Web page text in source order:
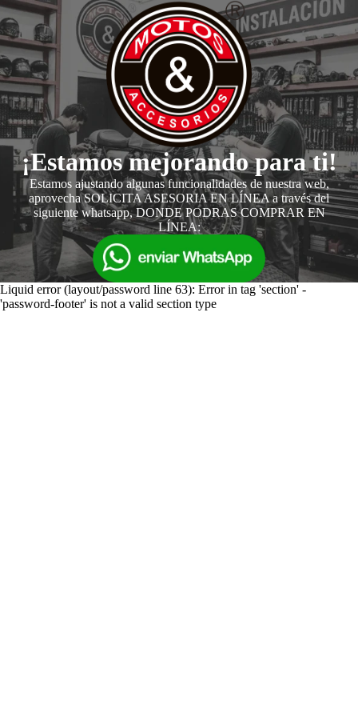
¡Estamos mejorando para ti!
Estamos ajustando algunas funcionalidades de nuestra web,
aprovecha SOLICITA ASESORIA EN LÍNEA a través del
siguiente whatsapp, DONDE PODRAS COMPRAR EN
LÍNEA:
Liquid error (layout/password line 63): Error in tag 'section' -
'password-footer' is not a valid section type